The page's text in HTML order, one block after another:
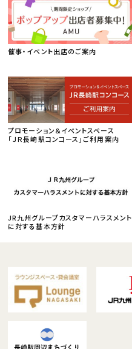
催事・イベント出店のご案内
プロモーション＆イベントスペース
「ＪＲ長崎駅コンコース」ご利用案内
JR九州グループカスタマーハラスメント
に対する基本方針